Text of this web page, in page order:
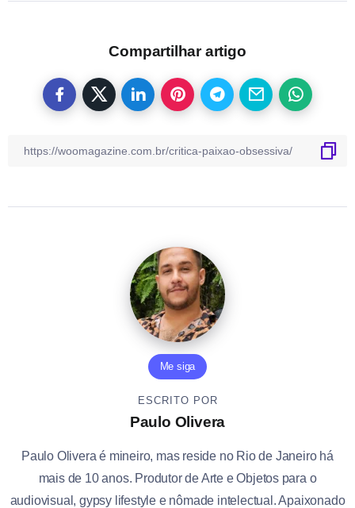
Compartilhar artigo
Me siga
ESCRITO POR
Paulo Olivera
Paulo Olivera é mineiro, mas reside no Rio de Janeiro há
mais de 10 anos. Produtor de Arte e Objetos para o
audiovisual, gypsy lifestyle e nômade intelectual. Apaixonado